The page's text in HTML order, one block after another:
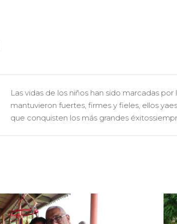
Las vidas de los niños han sido marcadas
mantuvieron fuertes, firmes y fieles, ellos
que conquisten los más grandes